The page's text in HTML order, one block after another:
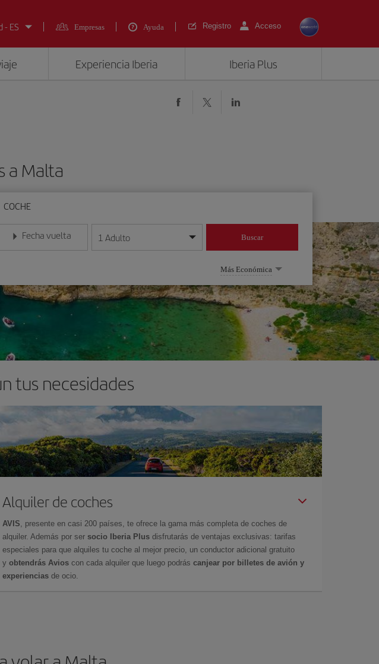
- ES
Empresas Ayuda Registro Acceso
Experiencia Iberia Iberia Plus
a Malta
COCHE
formato día/mes/año
Fecha vuelta
Introduce la fecha en formato día/mes/año
1 Adulto Buscar
Más Económica
tus necesidades
Alquiler de coches
AVIS , presente en casi 200 países, te ofrece la gama más completa de coches de
alquiler. Además por ser socio Iberia Plus disfrutarás de ventajas exclusivas: tarifas
especiales para que alquiles tu coche al mejor precio, un conductor adicional gratuito
y obtendrás Avios con cada alquiler que luego podrás canjear por billetes de avión y
experiencias de ocio.